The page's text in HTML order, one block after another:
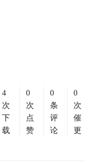
4
次
下
载
0
次
点
赞
0
条
评
论
0
次
催
更